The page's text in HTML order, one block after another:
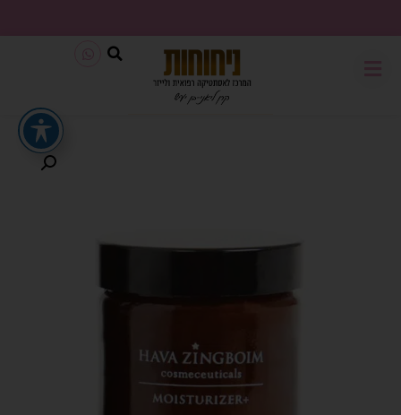
משלוח חינם בכל קנייה מעל 199₪